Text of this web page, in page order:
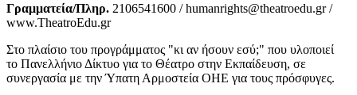
Γραμματεία/Πληρ. 2106541600 / humanrights@theatroedu.gr /
www.TheatroEdu.gr
Στο πλαίσιο του προγράμματος "κι αν ήσουν εσύ;" που υλοποιεί
το Πανελλήνιο Δίκτυο για το Θέατρο στην Εκπαίδευση, σε
συνεργασία με την Ύπατη Αρμοστεία ΟΗΕ για τους πρόσφυγες.